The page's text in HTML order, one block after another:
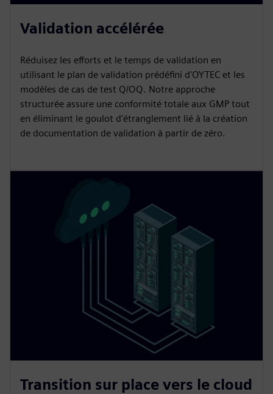
Validation accélérée
Réduisez les efforts et le temps de validation en
utilisant le plan de validation prédéfini d'OYTEC et les
modèles de cas de test Q/OQ. Notre approche
structurée assure une conformité totale aux GMP tout
en éliminant le goulot d'étranglement lié à la création
de documentation de validation à partir de zéro.
Transition sur place vers le cloud